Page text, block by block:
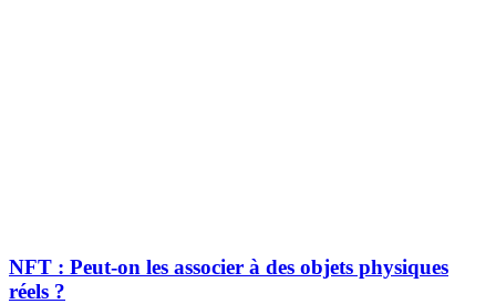
NFT : Peut-on les associer à des objets physiques
réels ?